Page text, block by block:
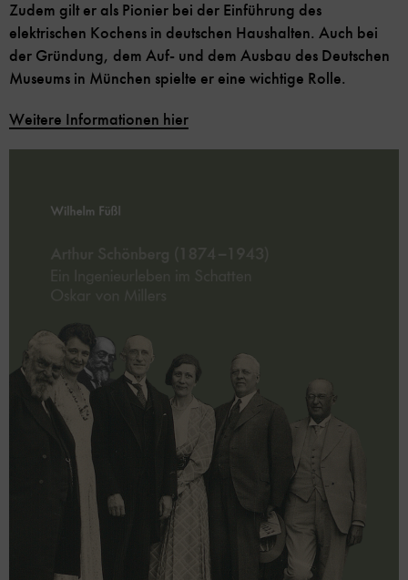
Zudem gilt er als Pionier bei der Einführung des
elektrischen Kochens in deutschen Haushalten. Auch bei
der Gründung, dem Auf- und dem Ausbau des Deutschen
Museums in München spielte er eine wichtige Rolle.
Weitere Informationen hier